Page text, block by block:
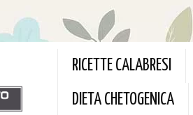
RICETTE CALABRESI
DIETA CHETOGENICA